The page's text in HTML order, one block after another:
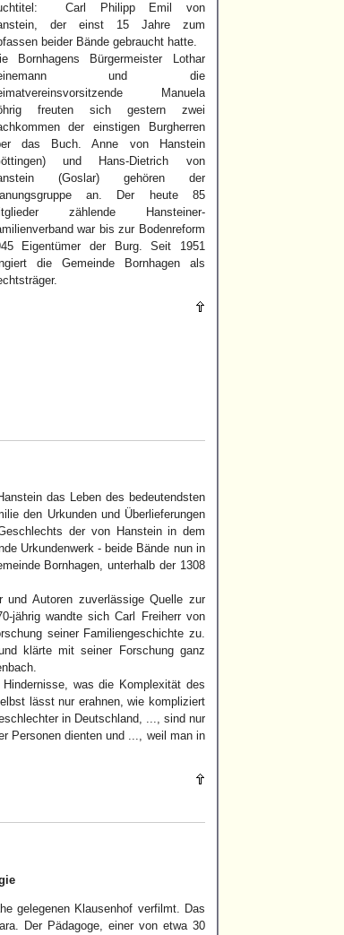
Carl Philipp Emil von
der einst 15 Jahre zum
beider Bände gebraucht hatte.
Bornhagens Bürgermeister Lothar
und die
Manuela
freuten sich gestern zwei
der einstigen Burgherren
das Buch. Anne von Hanstein
und Hans-Dietrich von
(Goslar) gehören der
an. Der heute 85
zählende Hansteiner-
war bis zur Bodenreform
Eigentümer der Burg. Seit 1951
die Gemeinde Bornhagen als
das Leben des bedeutendsten
den Urkunden und Überlieferungen
der von Hanstein in dem
Urkundenwerk - beide Bände nun in
Bornhagen, unterhalb der 1308
und Autoren zuverlässige Quelle zur
jährig wandte sich Carl Freiherr von
seiner Familiengeschichte zu.
klärte mit seiner Forschung ganz
was die Komplexität des
lässt nur erahnen, wie kompliziert
in Deutschland, ..., sind nur
Personen dienten und ..., weil man in
gelegenen Klausenhof verfilmt. Das
Der Pädagoge, einer von etwa 30